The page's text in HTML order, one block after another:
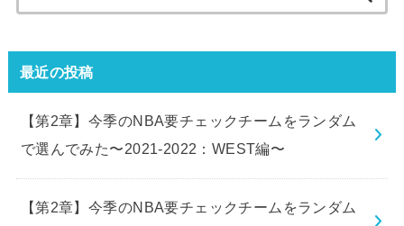
索:
最近の投稿
【第2章】今季のNBA要チェックチームをランダム
で選んでみた〜2021-2022：WEST編〜
【第2章】今季のNBA要チェックチームをランダム